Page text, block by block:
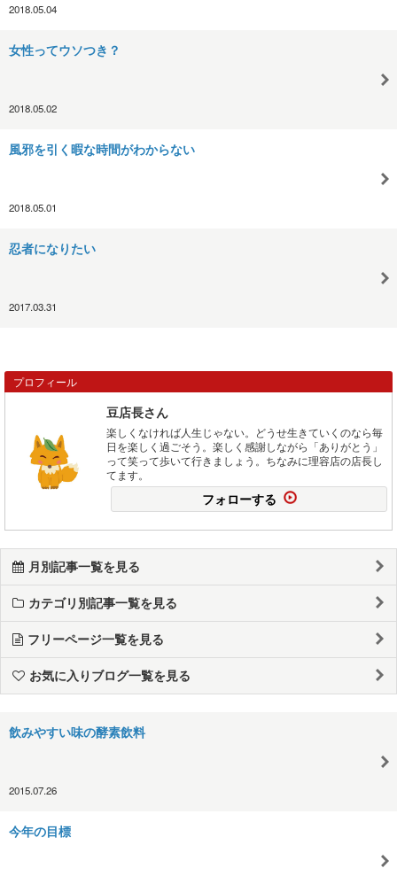
2018.05.04
女性ってウソつき？
2018.05.02
風邪を引く暇な時間がわからない
2018.05.01
忍者になりたい
2017.03.31
プロフィール
豆店長さん
楽しくなければ人生じゃない。どうせ生きていくのなら毎
日を楽しく過ごそう。楽しく感謝しながら「ありがとう」
って笑って歩いて行きましょう。ちなみに理容店の店長し
てます。
フォローする
月別記事一覧を見る
カテゴリ別記事一覧を見る
フリーページ一覧を見る
お気に入りブログ一覧を見る
飲みやすい味の酵素飲料
2015.07.26
今年の目標